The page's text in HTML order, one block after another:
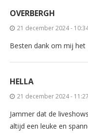
OVERBERGH
21 december 2024 -
Besten dank om mij
HELLA
21 december 2024 - 11:27
Jammer dat de
altijd een leuke en